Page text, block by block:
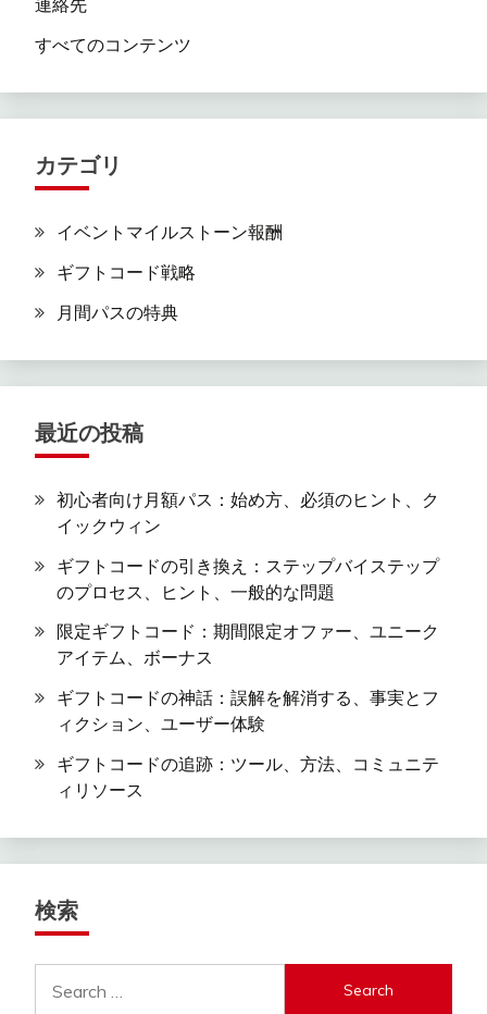
連絡先
すべてのコンテンツ
カテゴリ
イベントマイルストーン報酬
ギフトコード戦略
月間パスの特典
最近の投稿
初心者向け月額パス：始め方、必須のヒント、ク
イックウィン
ギフトコードの引き換え：ステップバイステップ
のプロセス、ヒント、一般的な問題
限定ギフトコード：期間限定オファー、ユニーク
アイテム、ボーナス
ギフトコードの神話：誤解を解消する、事実とフ
ィクション、ユーザー体験
ギフトコードの追跡：ツール、方法、コミュニテ
ィリソース
検索
for: